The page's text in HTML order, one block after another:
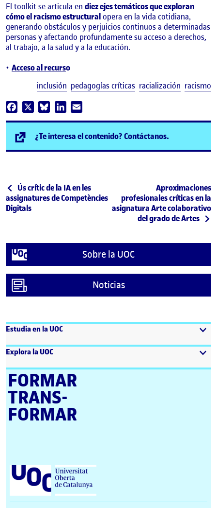
El toolkit se articula en diez ejes temáticos que exploran
cómo el racismo estructuralopera en la vida cotidiana,
generando obstáculos y perjuicios continuos a determinadas
personas y afectando profundamente su acceso a derechos,
al trabajo, a la salud y a la educación.
Acceso al recurso
inclusión pedagogías críticas racialización racismo
Facebook BlueskyLinkedIn
¿Te interesa el contenido? Contáctanos.
Post navigation
Publicación anterior
Ús crític de la IA en les
assignatures de Competències
Digitals
Siguiente
Aproximaciones
profesionales críticas en la
asignatura Arte colaborativo
del grado de Artes
Sobre la UOC
Noticias
Estudia en la UOC
Explora la UOC
FORMAR
TRANS­
FORMAR
Universitat Oberta de Catalunya (UOC)